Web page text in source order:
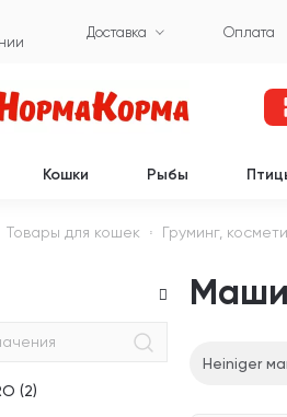
Доставка Оплата
Кошки Рыбы
Товары для кошек Груминг,
(2)
Heiniger